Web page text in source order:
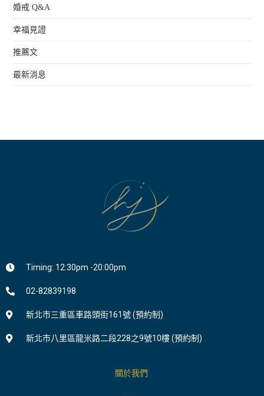
婚戒 Q&A
幸福見證
推薦文
最新消息
Timing: 12:30pm -20:00pm
02-82839198
新北市三重區車路頭街161號 (預約制)
新北市八里區龍米路二段228之9號10樓 (預約制)
關於我們